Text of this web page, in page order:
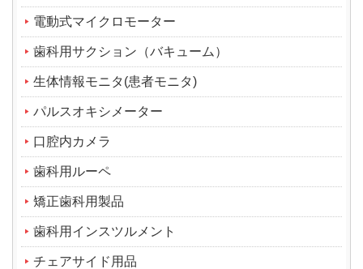
電動式マイクロモーター
歯科用サクション（バキューム）
生体情報モニタ(患者モニタ)
パルスオキシメーター
口腔内カメラ
歯科用ルーペ
矯正歯科用製品
歯科用インスツルメント
チェアサイド用品